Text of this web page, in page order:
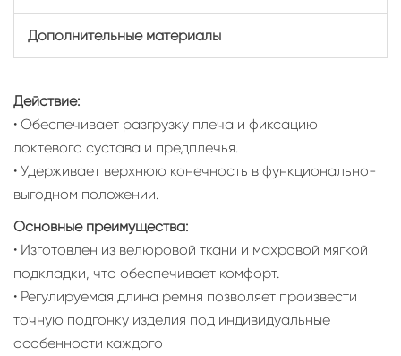
Дополнительные материалы
Действие:
• Обеспечивает разгрузку плеча и фиксацию
локтевого сустава и предплечья.
• Удерживает верхнюю конечность в функционально-
выгодном положении.
Основные преимущества:
• Изготовлен из велюровой ткани и махровой мягкой
подкладки, что обеспечивает комфорт.
• Регулируемая длина ремня позволяет произвести
точную подгонку изделия под индивидуальные
особенности каждого